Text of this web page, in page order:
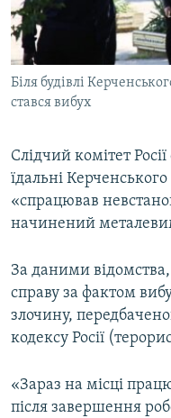
ВІДЕОУРОКИ «ELIFBE»
СВІДЧЕННЯ ОКУПАЦІЇ
УКРАЇНСЬКА ПРОБЛЕМА
Русский
Qırımtatar
Усі сайти RFE/RL
Біля будівлі
стався вибух
Слідчий комітет
їдальні
«спрацював
начинений
За даними
справу за фактом
злочину,
кодексу Росії
«Зараз на місці
після завершення